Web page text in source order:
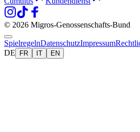
© 2026 Migros-Genossenschafts-Bund
SpielregelnDatenschutzImpressum
DE
FR IT EN